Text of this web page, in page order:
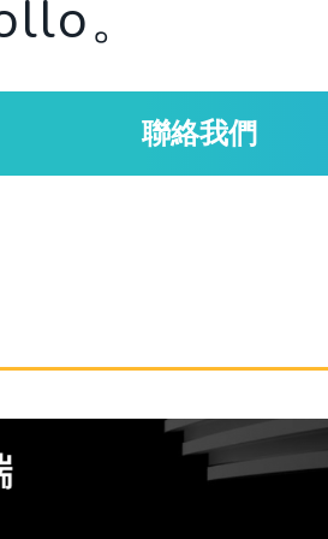
。
聯絡我們